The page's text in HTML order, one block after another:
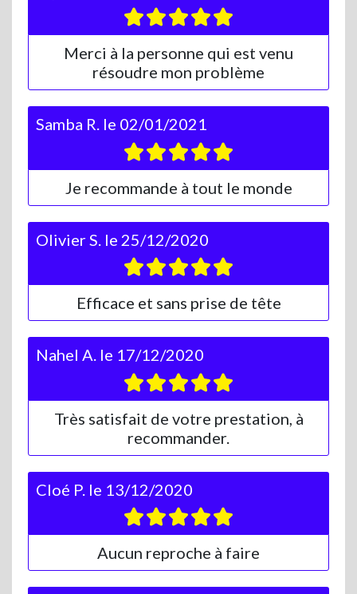
Merci à la personne qui est venu
résoudre mon problème
Samba R. le 02/01/2021
Je recommande à tout le monde
Olivier S. le 25/12/2020
Efficace et sans prise de tête
Nahel A. le 17/12/2020
Très satisfait de votre prestation, à
recommander.
Cloé P. le 13/12/2020
Aucun reproche à faire